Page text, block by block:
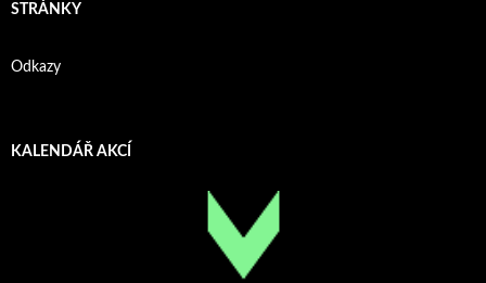
STRÁNKY
Odkazy
KALENDÁŘ AKCÍ